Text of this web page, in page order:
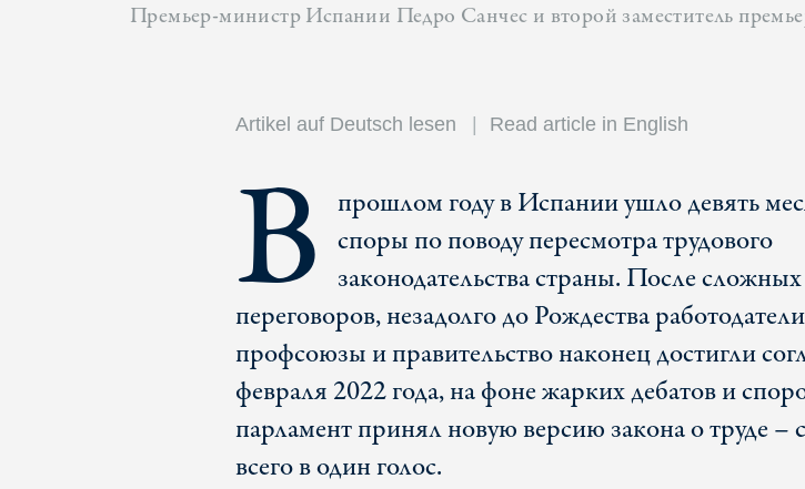
Премьер-министр Испании Педро Санчес и второй заместитель
Artikel auf Deutsch lesen Read article in English
В прошлом году в Испании ушло девять
споры по поводу пересмотра трудового
законодательства страны. После сложных
переговоров, незадолго до Рождества
профсоюзы и правительство наконец достигли
февраля 2022 года, на фоне жарких дебатов и
парламент принял новую версию закона о труде –
всего в один голос.